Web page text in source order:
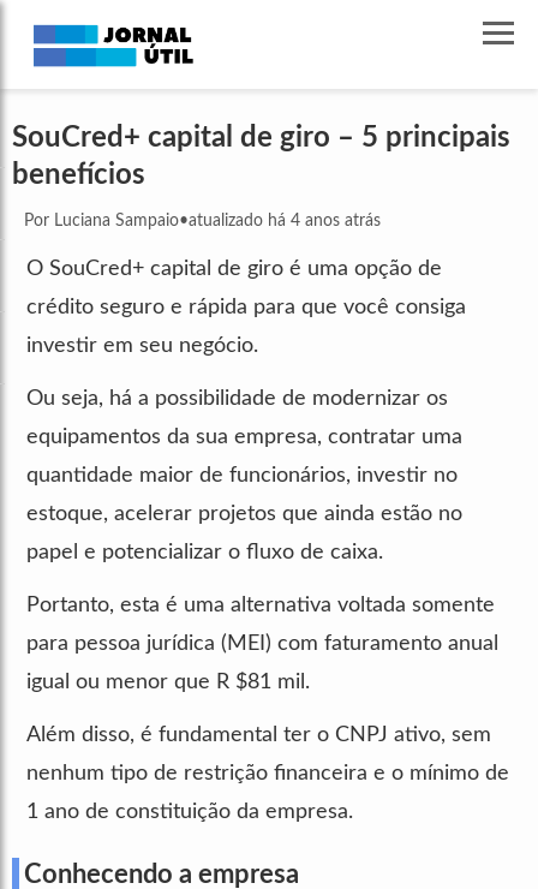
SouCred+ capital de giro – 5 principais
benefícios
Por Luciana Sampaio•atualizado há 4 anos atrás
O SouCred+ capital de giro é uma opção de
crédito seguro e rápida para que você consiga
investir em seu negócio.
Ou seja, há a possibilidade de modernizar os
equipamentos da sua empresa, contratar uma
quantidade maior de funcionários, investir no
estoque, acelerar projetos que ainda estão no
papel e potencializar o fluxo de caixa.
Portanto, esta é uma alternativa voltada somente
para pessoa jurídica (MEI) com faturamento anual
igual ou menor que R $81 mil.
Além disso, é fundamental ter o CNPJ ativo, sem
nenhum tipo de restrição financeira e o mínimo de
1 ano de constituição da empresa.
Conhecendo a empresa